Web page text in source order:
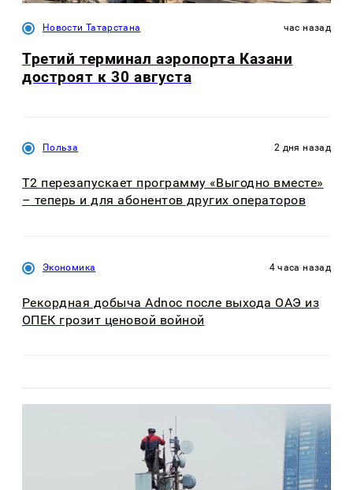
Новости Татарстана час назад
Третий терминал аэропорта Казани
достроят к 30 августа
Польза 2 дня назад
Т2 перезапускает программу «Выгодно вместе»
– теперь и для абонентов других операторов
Экономика 4 часа назад
Рекордная добыча Adnoc после выхода ОАЭ из
ОПЕК грозит ценовой войной